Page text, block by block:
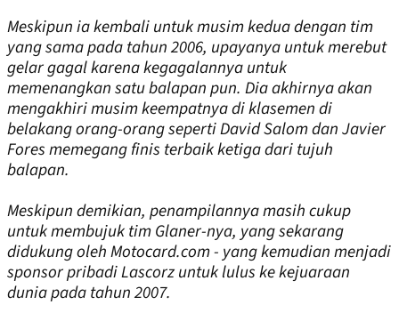
Meskipun ia kembali untuk musim kedua dengan tim
yang sama pada tahun 2006, upayanya untuk merebut
gelar gagal karena kegagalannya untuk
memenangkan satu balapan pun. Dia akhirnya akan
mengakhiri musim keempatnya di klasemen di
belakang orang-orang seperti David Salom dan Javier
Fores memegang finis terbaik ketiga dari tujuh
balapan.
Meskipun demikian, penampilannya masih cukup
untuk membujuk tim Glaner-nya, yang sekarang
didukung oleh Motocard.com - yang kemudian menjadi
sponsor pribadi Lascorz untuk lulus ke kejuaraan
dunia pada tahun 2007.